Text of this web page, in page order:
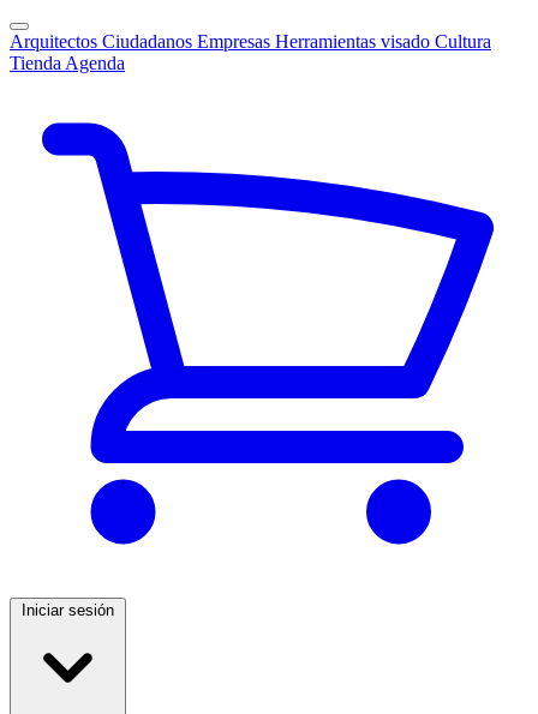
Arquitectos Ciudadanos Empresas Herramientas visado Cultura
Tienda Agenda
Iniciar sesión